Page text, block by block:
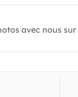
avec nous sur